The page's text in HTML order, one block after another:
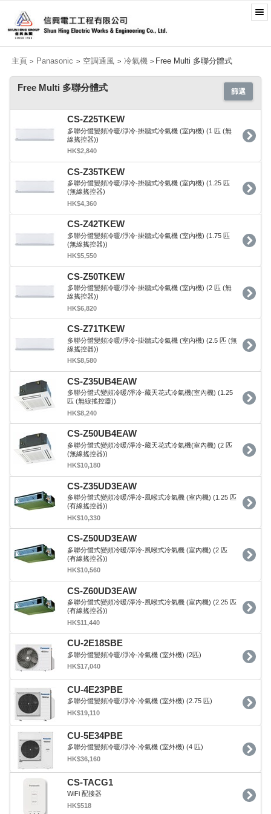
主頁 > Panasonic > 空調通風 > 冷氣機 > Free Multi 多聯分體式
篩選
Free Multi 多聯分體式
CS-Z25TKEW
多聯分體變頻冷暖/淨冷-掛牆式冷氣機 (室內機) (1 匹 (無
線搖控器))
HK$2,840
CS-Z35TKEW
多聯分體變頻冷暖/淨冷-掛牆式冷氣機 (室內機) (1.25 匹
(無線搖控器)
HK$4,360
CS-Z42TKEW
多聯分體變頻冷暖/淨冷-掛牆式冷氣機 (室內機) (1.75 匹
(無線搖控器))
HK$5,550
CS-Z50TKEW
多聯分體變頻冷暖/淨冷-掛牆式冷氣機 (室內機) (2 匹 (無
線搖控器))
HK$6,820
CS-Z71TKEW
多聯分體變頻冷暖/淨冷-掛牆式冷氣機 (室內機) (2.5 匹 (無
線搖控器))
HK$8,580
CS-Z35UB4EAW
多聯分體式變頻冷暖/淨冷-藏天花式冷氣機(室內機) (1.25
匹 (無線搖控器))
HK$8,240
CS-Z50UB4EAW
多聯分體式變頻冷暖/淨冷-藏天花式冷氣機(室內機) (2 匹
(無線搖控器))
HK$10,180
CS-Z35UD3EAW
多聯分體式變頻冷暖/淨冷-風喉式冷氣機 (室內機) (1.25 匹
(有線搖控器))
HK$10,330
CS-Z50UD3EAW
多聯分體式變頻冷暖/淨冷-風喉式冷氣機 (室內機) (2 匹
(有線搖控器))
HK$10,560
CS-Z60UD3EAW
多聯分體式變頻冷暖/淨冷-風喉式冷氣機 (室內機) (2.25 匹
(有線搖控器))
HK$11,440
CU-2E18SBE
多聯分體變頻冷暖/淨冷-冷氣機 (室外機) (2匹)
HK$17,040
CU-4E23PBE
多聯分體變頻冷暖/淨冷-冷氣機 (室外機) (2.75 匹)
HK$19,110
CU-5E34PBE
多聯分體變頻冷暖/淨冷-冷氣機 (室外機) (4 匹)
HK$36,160
CS-TACG1
WiFi 配接器
HK$518